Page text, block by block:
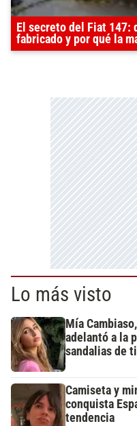
El secreto del Fiat 147:
fabricado y por qué la
Lo más visto
Mía
adelantó a la
sandalias de
Camiseta y
conquista
tendencia